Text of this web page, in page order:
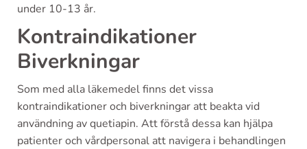
under 10-13 år.
Kontraindikationer
Biverkningar
Som med alla läkemedel finns det vissa
kontraindikationer och biverkningar att beakta vid
användning av quetiapin. Att förstå dessa kan hjälpa
patienter och vårdpersonal att navigera i behandlingen